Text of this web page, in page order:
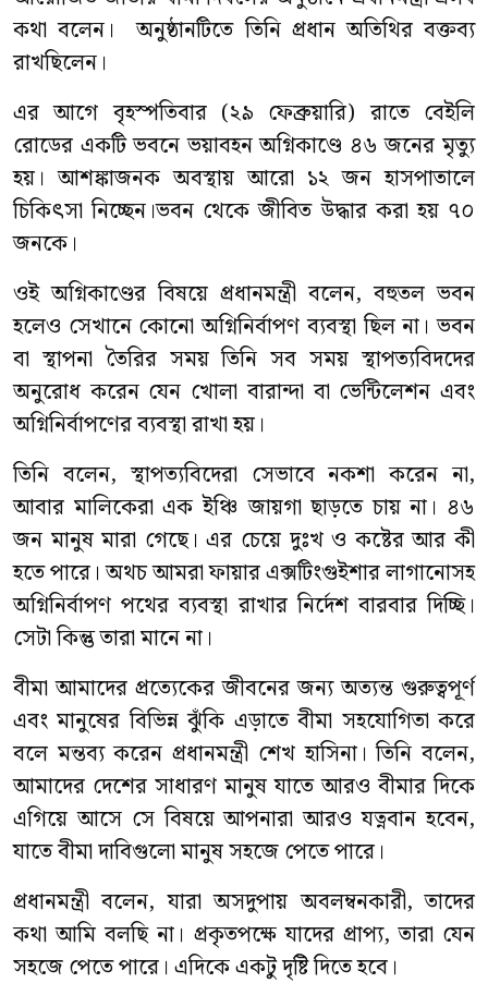
কথা বলেন। অনুষ্ঠানটিতে তিনি প্রধান অতিথির বক্তব্য
রাখছিলেন।
এর আগে বৃহস্পতিবার (২৯ ফেব্রুয়ারি) রাতে বেইলি
রোডের একটি ভবনে ভয়াবহন অগ্নিকাণ্ডে ৪৬ জনের মৃত্যু
হয়। আশঙ্কাজনক অবস্থায় আরো ১২ জন হাসপাতালে
চিকিৎসা নিচ্ছেন।ভবন থেকে জীবিত উদ্ধার করা হয় ৭০
জনকে।
ওই অগ্নিকাণ্ডের বিষয়ে প্রধানমন্ত্রী বলেন, বহুতল ভবন
হলেও সেখানে কোনো অগ্নিনির্বাপণ ব্যবস্থা ছিল না। ভবন
বা স্থাপনা তৈরির সময় তিনি সব সময় স্থাপত্যবিদদের
অনুরোধ করেন যেন খোলা বারান্দা বা ভেন্টিলেশন এবং
অগ্নিনির্বাপণের ব্যবস্থা রাখা হয়।
তিনি বলেন, স্থাপত্যবিদেরা সেভাবে নকশা করেন না,
আবার মালিকেরা এক ইঞ্চি জায়গা ছাড়তে চায় না। ৪৬
জন মানুষ মারা গেছে। এর চেয়ে দুঃখ ও কষ্টের আর কী
হতে পারে। অথচ আমরা ফায়ার এক্সটিংগুইশার লাগানোসহ
অগ্নিনির্বাপণ পথের ব্যবস্থা রাখার নির্দেশ বারবার দিচ্ছি।
সেটা কিন্তু তারা মানে না।
বীমা আমাদের প্রত্যেকের জীবনের জন্য অত্যন্ত গুরুত্বপূর্ণ
এবং মানুষের বিভিন্ন ঝুঁকি এড়াতে বীমা সহযোগিতা করে
বলে মন্তব্য করেন প্রধানমন্ত্রী শেখ হাসিনা। তিনি বলেন,
আমাদের দেশের সাধারণ মানুষ যাতে আরও বীমার দিকে
এগিয়ে আসে সে বিষয়ে আপনারা আরও যত্নবান হবেন,
যাতে বীমা দাবিগুলো মানুষ সহজে পেতে পারে।
প্রধানমন্ত্রী বলেন, যারা অসদুপায় অবলম্বনকারী, তাদের
কথা আমি বলছি না। প্রকৃতপক্ষে যাদের প্রাপ্য, তারা যেন
সহজে পেতে পারে। এদিকে একটু দৃষ্টি দিতে হবে।